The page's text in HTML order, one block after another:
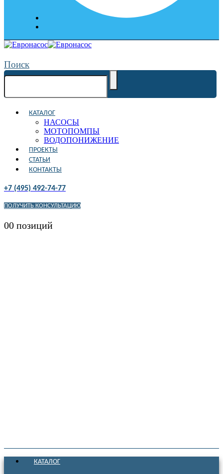
Поиск
КАТАЛОГ
НАСОСЫ
МОТОПОМПЫ
ВОДОПОНИЖЕНИЕ
ПРОЕКТЫ
СТАТЬИ
КОНТАКТЫ
+7 (495) 492-74-77
ПОЛУЧИТЬ КОНСУЛЬТАЦИЮ
00 позиций
КАТАЛОГ